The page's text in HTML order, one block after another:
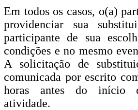
Em todos os casos, o(a)
providenciar sua
participante de sua
condições e no mesmo
A solicitação de
comunicada por escrito
horas antes do início
atividade.